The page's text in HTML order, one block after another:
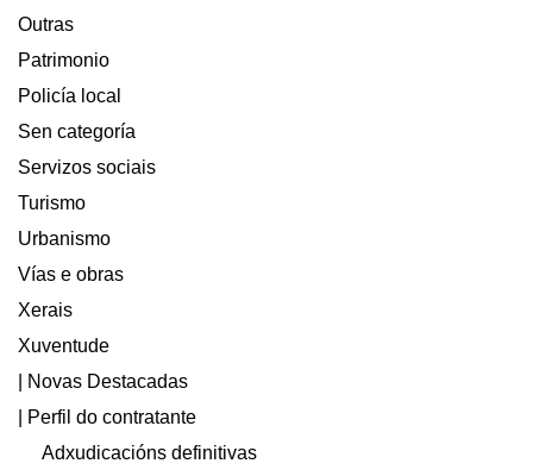
Outras
Patrimonio
Policía local
Sen categoría
Servizos sociais
Turismo
Urbanismo
Vías e obras
Xerais
Xuventude
| Novas Destacadas
| Perfil do contratante
Adxudicacións definitivas